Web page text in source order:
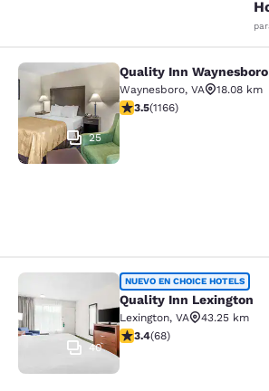
Quality Inn
25
Quality Inn
Waynesboro, VA
18.08 km
calificación de 3.49
3.5(1166)
Quality Inn Lexington
40
NUEVO EN CHOICE HOTELS
Quality Inn Lexington
Lexington, VA
43.25 km
calificación de 3.38
3.4(68)